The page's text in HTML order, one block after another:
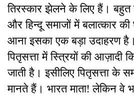
तिरस्कार झेलने के लिए हैं। बहुत
और हिन्दू समाजों में बलात्कार
आना इसका एक बड़ा उदाहरण
पितृसत्ता में स्त्रियों की आज़ादी
जाती है। इसीलिए पितृसत्ता के
मानते हैं। भारत माता! लेकिन वे